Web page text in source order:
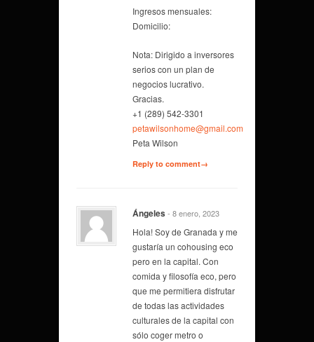
Ingresos mensuales:
Domicilio:
Nota: Dirigido a inversores
serios con un plan de
negocios lucrativo.
Gracias.
+1 (289) 542-3301
petawilsonhome@gmail.com
Peta Wilson
Reply to comment→
Ángeles - 8 enero, 2023
Hola! Soy de Granada y me
gustaría un cohousing eco
pero en la capital. Con
comida y filosofía eco, pero
que me permitiera disfrutar
de todas las actividades
culturales de la capital con
sólo coger metro o